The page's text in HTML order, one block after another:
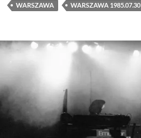
WARSZAWA
WARSZAWA 1985.07.30